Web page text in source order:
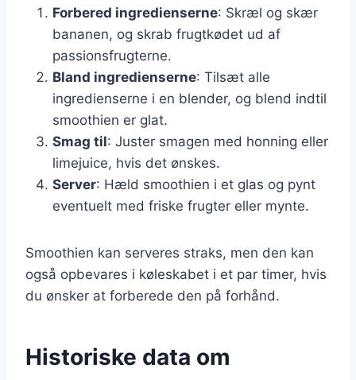
Forbered ingredienserne: Skræl og skær
bananen, og skrab frugtkødet ud af
passionsfrugterne.
Bland ingredienserne: Tilsæt alle
ingredienserne i en blender, og blend indtil
smoothien er glat.
Smag til: Juster smagen med honning eller
limejuice, hvis det ønskes.
Server: Hæld smoothien i et glas og pynt
eventuelt med friske frugter eller mynte.
Smoothien kan serveres straks, men den kan
også opbevares i køleskabet i et par timer, hvis
du ønsker at forberede den på forhånd.
Historiske data om